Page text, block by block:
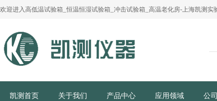
欢迎进入高低温试验箱_恒温恒湿试验箱_冲击试验箱_高温老化房-上海凯测实
凯测首页 关于我们 产品中心 应用领域 公